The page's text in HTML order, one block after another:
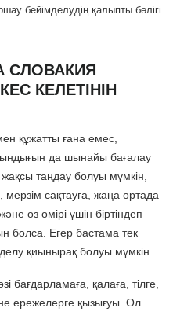
бейімделудің қалыпты бөлігі
СЛОВАКИЯ
КЕЛЕТІНІН
құжатты ғана емес,
да шынайы бағалау
таңдау болуы мүмкін,
мерзім сақтауға, жаңа ортада
өз өмірі үшін біртіндеп
болса. Егер бастама тек
қиынырақ болуы мүмкін.
бағдарламаға, қалаға, тілге,
ережелерге қызығуы. Ол